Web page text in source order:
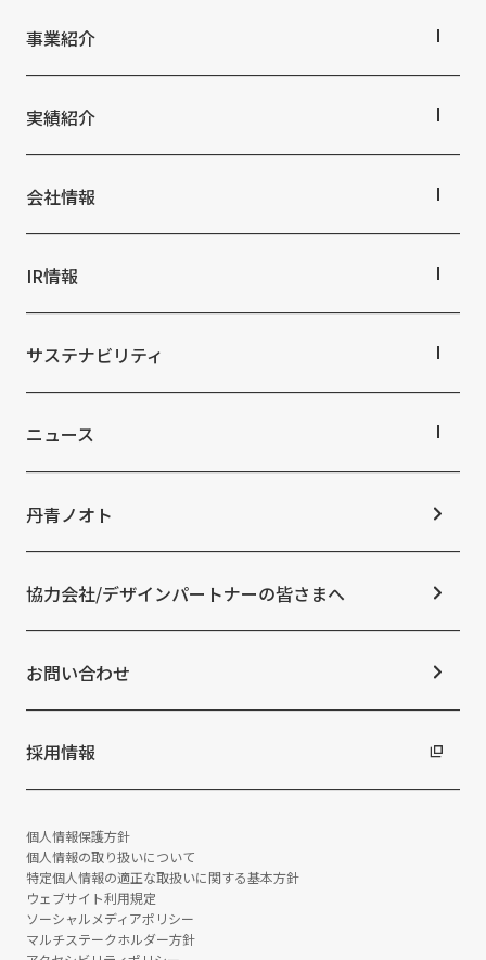
トップメッセージ
私たちの未来ビジョン2046
事業紹介
対応領域
提供サービス・ソリューション一覧
実績紹介
商業空間
パブリック空間
ビジネス空間
文化空間
会社情報
会社概要
拠点・グループ会社
オフィス紹介
IR情報
株主・投資家の皆さまへ
中期経営計画
IRライブラリ
コーポレートガバナンス
IRニュース
よくあるご質問
サステナビリティ
トップコミットメント
マテリアリティ
ESGの取り組み：E（環境）
ESGの取り組み：S（社会）
ESGの取り組み：G（ガバナンス）
統合報告書
サステナビリティデータ
ニュース
お知らせ
ニュースリリース
丹青ノオト
協力会社/デザインパートナーの皆さまへ
お問い合わせ
採用情報
個人情報保護方針
個人情報の取り扱いについて
特定個人情報の適正な取扱いに関する基本方針
ウェブサイト利用規定
ソーシャルメディアポリシー
マルチステークホルダー方針